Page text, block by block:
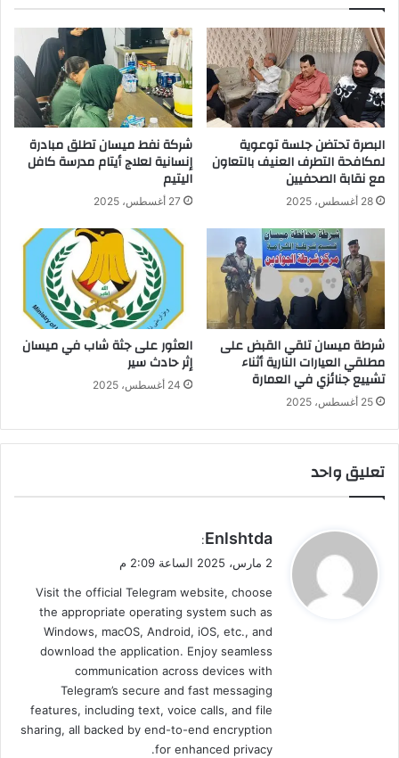
البصرة تحتضن جلسة توعوية
لمكافحة التطرف العنيف بالتعاون
مع نقابة الصحفيين
28 أغسطس، 2025
شركة نفط ميسان تطلق مبادرة
إنسانية لعلاج أيتام مدرسة كافل
اليتيم
27 أغسطس، 2025
شرطة ميسان تلقي القبض على
مطلقي العيارات النارية أثناء
تشييع جنائزي في العمارة
25 أغسطس، 2025
العثور على جثة شاب في ميسان
إثر حادث سير
24 أغسطس، 2025
تعليق واحد
ي
ل
Enlshtda
:
2 مارس، 2025 الساعة 2:09 م
Visit the official Telegram website, choose
the appropriate operating system such as
Windows, macOS, Android, iOS, etc., and
download the application. Enjoy seamless
communication across devices with
Telegram’s secure and fast messaging
features, including text, voice calls, and file
sharing, all backed by end-to-end encryption
for enhanced privacy.